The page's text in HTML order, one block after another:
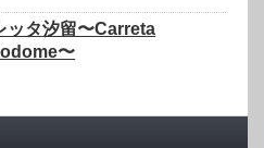
ッタ汐留〜Carreta
〜